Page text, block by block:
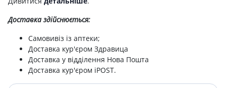
Доставка здійснюється:
Самовивіз із аптеки;
Доставка кур'єром Здравица
Доставка у відділення Нова Пошта
Доставка кур'єром iPOST.